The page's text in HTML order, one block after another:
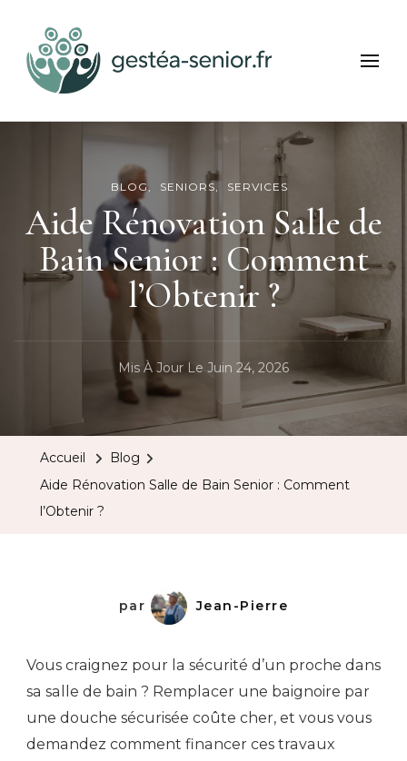
Gestea Senior
Bien-être et services seniors
BLOG SENIORS SERVICES
Aide Rénovation Salle de
Bain Senior : Comment
l’Obtenir ?
Mis À Jour Le Juin 24, 2026
Accueil
Blog
Aide Rénovation Salle de Bain Senior : Comment
l’Obtenir ?
par Jean-Pierre
Vous craignez pour la sécurité d’un proche dans
sa salle de bain ? Remplacer une baignoire par
une douche sécurisée coûte cher, et vous vous
demandez comment financer ces travaux